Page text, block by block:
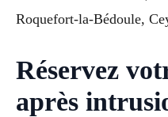
Roquefort-la-Bédoule,
Réservez
après